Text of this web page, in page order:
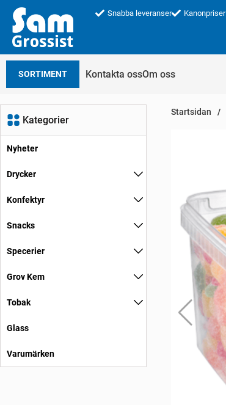
Snabba leveranser Kanonpriser
SORTIMENT Kontakta ossOm oss
Kategorier
Nyheter
Drycker
Konfektyr
Snacks
Specerier
Grov Kem
Tobak
Glass
Varumärken
Startsidan